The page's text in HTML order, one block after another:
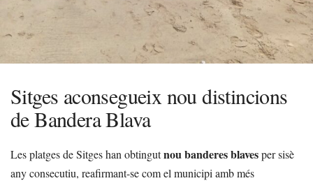
Sitges aconsegueix nou distincions
de Bandera Blava
Les platges de Sitges han obtingutnou banderes blavesper sisè
any consecutiu, reafirmant-se com el municipi amb més